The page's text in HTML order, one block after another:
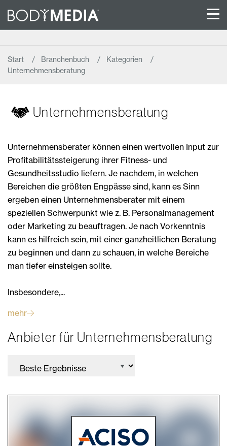
Start Branchenbuch
Kategorien
Unternehmensberatung
Unternehmensberatung
Unternehmensberater können einen wertvollen Input zur
Profitabilitätssteigerung ihrer Fitness- und
Gesundheitsstudio liefern. Je nachdem, in welchen
Bereichen die größten Engpässe sind, kann es Sinn
ergeben einen Unternehmensberater mit einem
speziellen Schwerpunkt wie z. B. Personalmanagement
oder Marketing zu beauftragen. Je nach Vorkenntnis
kann es hilfreich sein, mit einer ganzheitlichen Beratung
zu beginnen und dann zu schauen, in welche Bereiche
man tiefer einsteigen sollte.
Insbesondere,...
mehr
Anbieter für Unternehmensberatung